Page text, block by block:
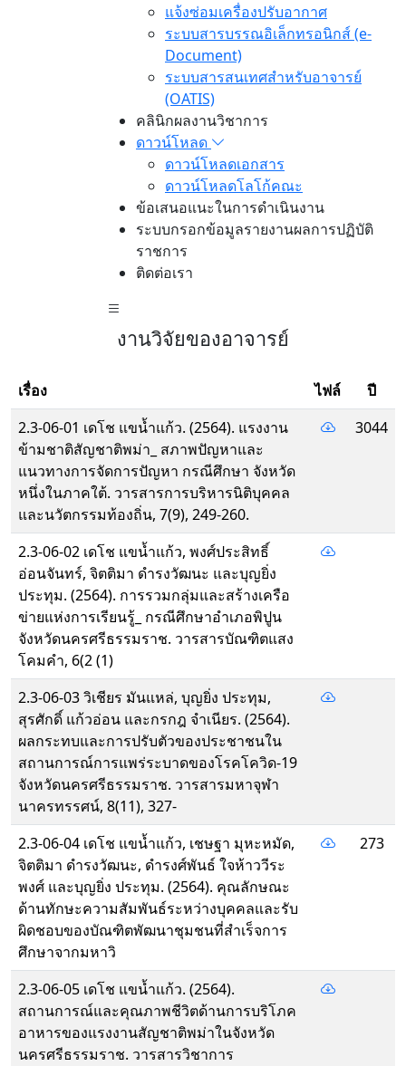
แจ้งซ่อมเครื่องปรับอากาศ
ระบบสารบรรณอิเล็กทรอนิกส์ (e-
Document)
ระบบสารสนเทศสำหรับอาจารย์
(OATIS)
คลินิกผลงานวิชาการ
ดาวน์โหลด
ดาวน์โหลดเอกสาร
ดาวน์โหลดโลโก้คณะ
ข้อเสนอแนะในการดำเนินงาน
ระบบกรอกข้อมูลรายงานผลการปฏิบัติ
ราชการ
ติดต่อเรา
งานวิจัยของอาจารย์
เรื่อง ไฟล์
ปี
2.3-06-01 เดโช แขน้ำแก้ว. (2564). แรงงาน
ข้ามชาติสัญชาติพม่า_ สภาพปัญหาและ
แนวทางการจัดการปัญหา กรณีศึกษา จังหวัด
หนึ่งในภาคใต้. วารสารการบริหารนิติบุคคล
และนวัตกรรมท้องถิ่น, 7(9), 249-260.
3044
2.3-06-02 เดโช แขน้ำแก้ว, พงศ์ประสิทธิ์
อ่อนจันทร์, จิตติมา ดำรงวัฒนะ และบุญยิ่ง
ประทุม. (2564). การรวมกลุ่มและสร้างเครือ
ข่ายแห่งการเรียนรู้_ กรณีศึกษาอำเภอพิปูน
จังหวัดนครศรีธรรมราช. วารสารบัณฑิตแสง
โคมคำ, 6(2 (1)
2.3-06-03 วิเชียร มันแหล่, บุญยิ่ง ประทุม,
สุรศักดิ์ แก้วอ่อน และกรกฎ จำเนียร. (2564).
ผลกระทบและการปรับตัวของประชาชนใน
สถานการณ์การแพร่ระบาดของโรคโควิด-19
จังหวัดนครศรีธรรมราช. วารสารมหาจุฬา
นาครทรรศน์, 8(11), 327-
2.3-06-04 เดโช แขน้ำแก้ว, เชษฐา มุหะหมัด,
จิตติมา ดำรงวัฒนะ, ดำรงศ์พันธ์ ใจห้าววีระ
พงศ์ และบุญยิ่ง ประทุม. (2564). คุณลักษณะ
ด้านทักษะความสัมพันธ์ระหว่างบุคคลและรับ
ผิดชอบของบัณฑิตพัฒนาชุมชนที่สำเร็จการ
ศึกษาจากมหาวิ
273
2.3-06-05 เดโช แขน้ำแก้ว. (2564).
สถานการณ์และคุณภาพชีวิตด้านการบริโภค
อาหารของแรงงานสัญชาติพม่าในจังหวัด
นครศรีธรรมราช. วารสารวิชาการ